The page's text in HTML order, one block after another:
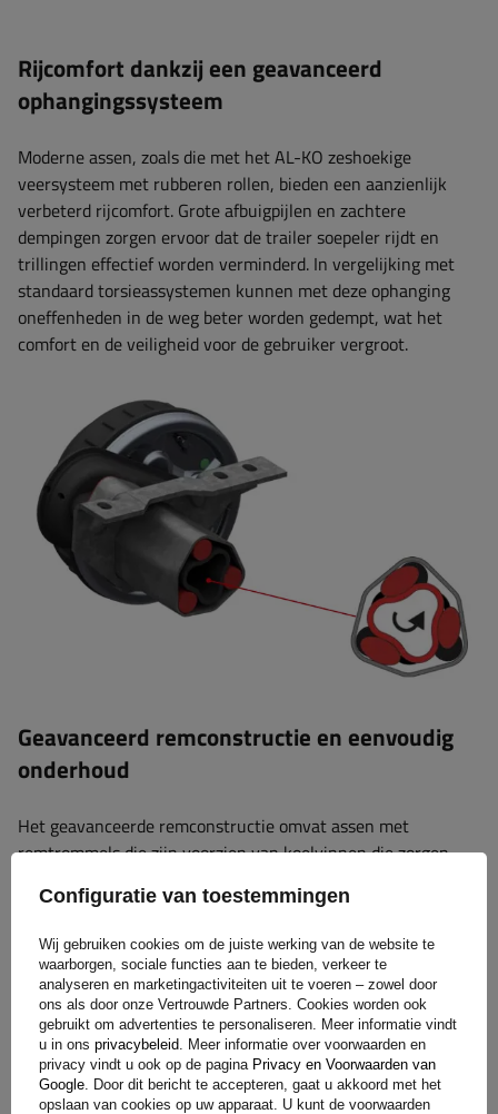
Rijcomfort dankzij een geavanceerd
ophangingssysteem
Moderne assen, zoals die met het AL-KO zeshoekige
veersysteem met rubberen rollen, bieden een aanzienlijk
verbeterd rijcomfort. Grote afbuigpijlen en zachtere
dempingen zorgen ervoor dat de trailer soepeler rijdt en
trillingen effectief worden verminderd. In vergelijking met
standaard torsieassystemen kunnen met deze ophanging
oneffenheden in de weg beter worden gedempt, wat het
comfort en de veiligheid voor de gebruiker vergroot.
Geavanceerd remconstructie en eenvoudig
onderhoud
Het geavanceerde remconstructie omvat assen met
remtrommels die zijn voorzien van koelvinnen die zorgen
remsysteem toeneemt. Bovendien zijn de assen en
remmechanismen vastgeschroefd, waardoor het volledige
remmechanisme eenvoudig kan worden verwijderd wanneer
de bouten worden losgedraaid, wat het onderhoud
aanzienlijk vereenvoudigt. Dankzij de speciale vergrendeling
kan de uitgangspositie van de remkabel ook worden
aangepast aan de individuele behoeften van de gebruiker,
waardoor de functionaliteit van het systeem toeneemt.
Configuratie van toestemmingen
Wij gebruiken cookies om de juiste werking van de website te
waarborgen, sociale functies aan te bieden, verkeer te
analyseren en marketingactiviteiten uit te voeren – zowel door
ons als door onze Vertrouwde Partners. Cookies worden ook
gebruikt om advertenties te personaliseren. Meer informatie vindt
u in ons privacybeleid . Meer informatie over voorwaarden en
privacy vindt u ook op de pagina Privacy en Voorwaarden van
Google . Door dit bericht te accepteren, gaat u akkoord met het
opslaan van cookies op uw apparaat. U kunt de voorwaarden